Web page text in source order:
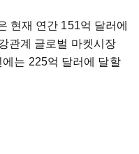
현재 연간 151억 달러에
관계 글로벌 마켓시장
는 225억 달러에 달할